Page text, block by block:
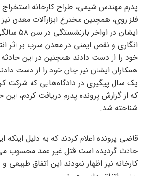
پدرم مهندس شیمی، طراح کارخانه
فلز روی، همچنین مخترع ابزارآلات معدن
ایشان در
انگاری و نقص ایمنی در معدن سرب بر اثر
خود را از دست دادند همچنین در این حادثه
همکاران ایشان نیز جان خود را از دست
یک سال پیگیری در دادگاه‌هایی که شرکت
که از گزارش پرونده پدرم دریافت کردم، این
شناخته شد.
قاضی پرونده اعلام کردند که به دلیل اینکه
حادث گردیده است قتل غیر عمد محسوب
کارخانه نیز اظهار نمودند این اتفاق